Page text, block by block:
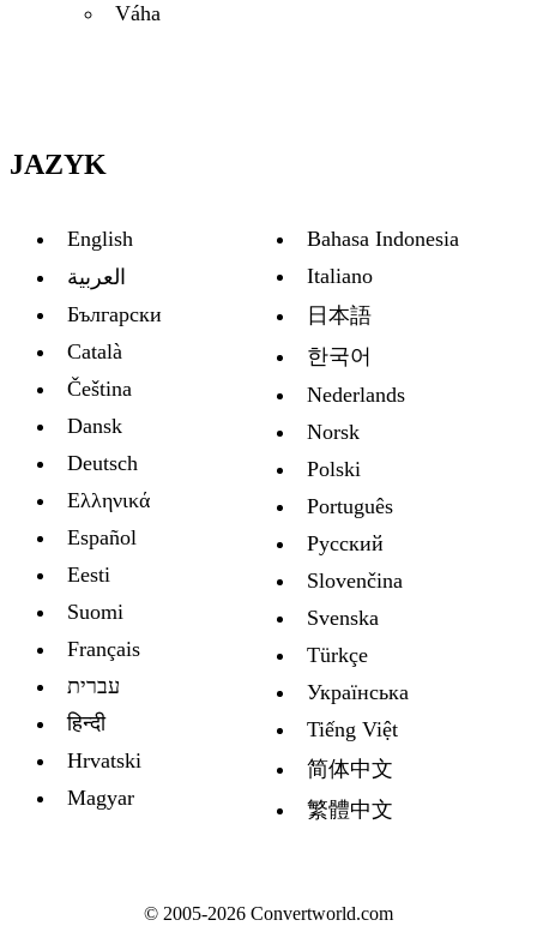
Váha
JAZYK
English
العربية
Български
Català
Čeština
Dansk
Deutsch
Ελληνικά
Español
Eesti
Suomi
Français
עברית
हिन्दी
Hrvatski
Magyar
Bahasa Indonesia
Italiano
日本語
한국어
Nederlands
Norsk
Polski
Português
Русский
Slovenčina
Svenska
Türkçe
Украïнська
Tiếng Việt
简体中文
繁體中文
© 2005-2026 Convertworld.com